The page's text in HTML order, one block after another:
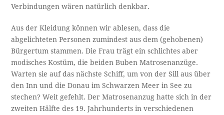
Verbindungen wären natürlich denkbar.
Aus der Kleidung können wir ablesen, dass die
abgelichteten Personen zumindest aus dem (gehobenen)
Bürgertum stammen. Die Frau trägt ein schlichtes aber
modisches Kostüm, die beiden Buben Matrosenanzüge.
Warten sie auf das nächste Schiff, um von der Sill aus über
den Inn und die Donau im Schwarzen Meer in See zu
stechen? Weit gefehlt. Der Matrosenanzug hatte sich in der
zweiten Hälfte des 19. Jahrhunderts in verschiedenen